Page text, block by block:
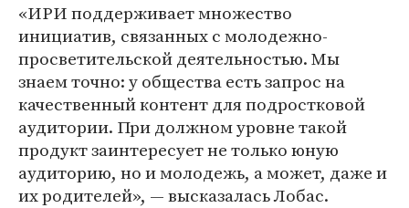
«ИРИ поддерживает множество
инициатив, связанных с молодежно-
просветительской деятельностью. Мы
знаем точно: у общества есть запрос на
качественный контент для подростковой
аудитории. При должном уровне такой
продукт заинтересует не только юную
аудиторию, но и молодежь, а может, даже и
их родителей», — высказалась Лобас.